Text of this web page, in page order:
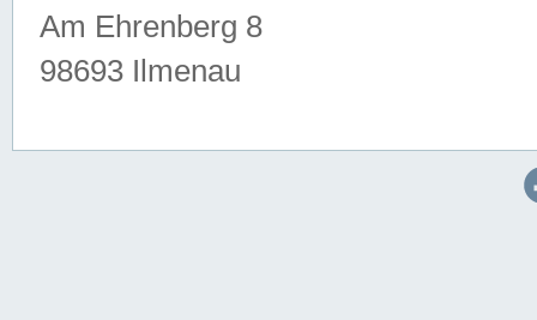
Am Ehrenberg 8
98693 Ilmenau